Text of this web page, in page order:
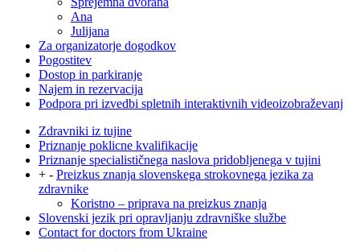
Ana
Julijana
Za organizatorje dogodkov
Pogostitev
Dostop in parkiranje
Najem in rezervacija
Podpora pri izvedbi spletnih interaktivnih videoizobraževanj
Zdravniki iz tujine
Priznanje poklicne kvalifikacije
Priznanje specialističnega naslova pridobljenega v tujini
+ - Preizkus znanja slovenskega strokovnega jezika za
zdravnike
Koristno – priprava na preizkus znanja
Slovenski jezik pri opravljanju zdravniške službe
Contact for doctors from Ukraine